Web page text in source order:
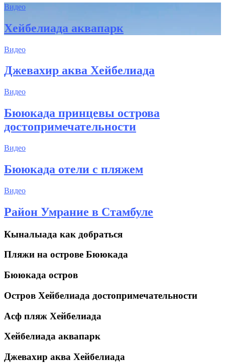
Видео
Хейбелиада аквапарк
Видео
Джевахир аква Хейбелиада
Видео
Бююкада принцевы острова
достопримечательности
Видео
Бююкада отели с пляжем
Видео
Район Умрание в Стамбуле
Кыналыада как добраться
Пляжи на острове Бююкада
Бююкада остров
Остров Хейбелиада достопримечательности
Асф пляж Хейбелиада
Хейбелиада аквапарк
Джевахир аква Хейбелиада